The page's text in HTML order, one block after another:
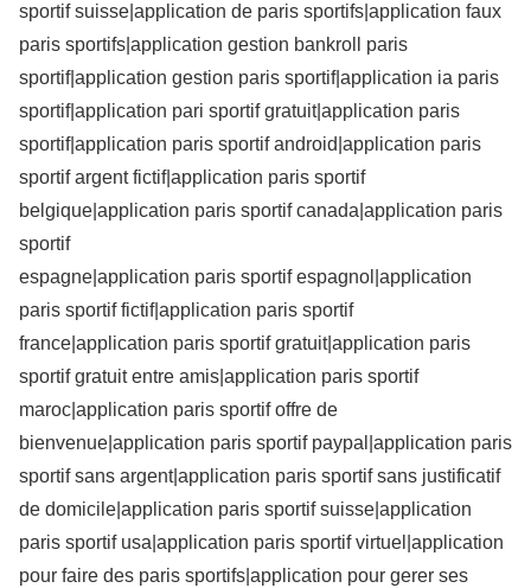
sportif suisse|application de paris sportifs|application faux
paris sportifs|application gestion bankroll paris
sportif|application gestion paris sportif|application ia paris
sportif|application pari sportif gratuit|application paris
sportif|application paris sportif android|application paris
sportif argent fictif|application paris sportif
belgique|application paris sportif canada|application paris
sportif
espagne|application paris sportif espagnol|application
paris sportif fictif|application paris sportif
france|application paris sportif gratuit|application paris
sportif gratuit entre amis|application paris sportif
maroc|application paris sportif offre de
bienvenue|application paris sportif paypal|application paris
sportif sans argent|application paris sportif sans justificatif
de domicile|application paris sportif suisse|application
paris sportif usa|application paris sportif virtuel|application
pour faire des paris sportifs|application pour gerer ses